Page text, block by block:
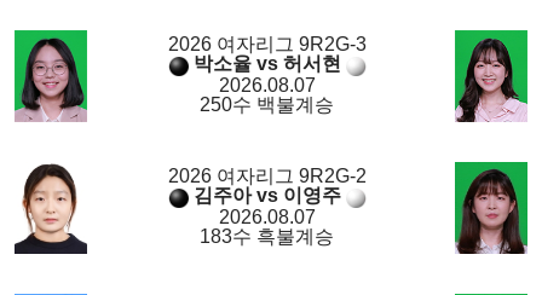
2026 여자리그 9R2G-3
박소율 vs 허서현
2026.08.07
250수 백불계승
2026 여자리그 9R2G-2
김주아 vs 이영주
2026.08.07
183수 흑불계승